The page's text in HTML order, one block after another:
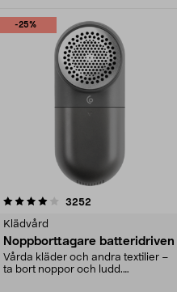
-25%
3252
Klädvård
Noppborttagare batteridriven
Vårda kläder och andra textilier –
ta bort noppor och ludd.
4.5av 5 stjärnor